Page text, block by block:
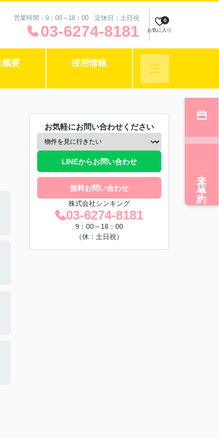
営業時間：9：00～18：00 定休日：土日祝
03-6274-8181 お気に入り
0
概要 採用情報
お気軽にお問い合わせください
LINEからお問い合わせ
無料お問い合わせ
株式会社シンキング
03-6274-8181
9：00～18：00
（休：土日祝）
来店予約